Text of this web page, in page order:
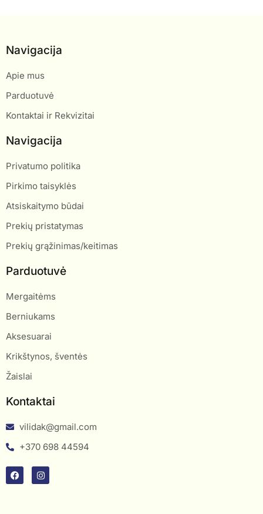
Navigacija
Apie mus
Parduotuvė
Kontaktai ir Rekvizitai
Navigacija
Privatumo politika
Pirkimo taisyklės
Atsiskaitymo būdai
Prekių pristatymas
Prekių grąžinimas/keitimas
Parduotuvė
Mergaitėms
Berniukams
Aksesuarai
Krikštynos, šventės
Žaislai
Kontaktai
vilidak@gmail.com
+370 698 44594